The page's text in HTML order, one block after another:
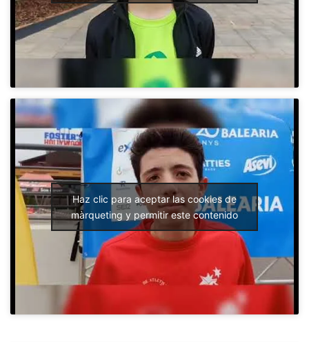
Haz clic para aceptar las cookies de
màrqueting y permitir este contenido